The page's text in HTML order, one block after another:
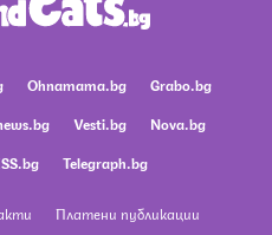
Ohnamama.bg
Grabo.bg
Vesti.bg
Nova.bg
Telegraph.bg
Платени публикации